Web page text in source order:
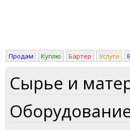
Продам Куплю Бартер Услуги
Сырье и